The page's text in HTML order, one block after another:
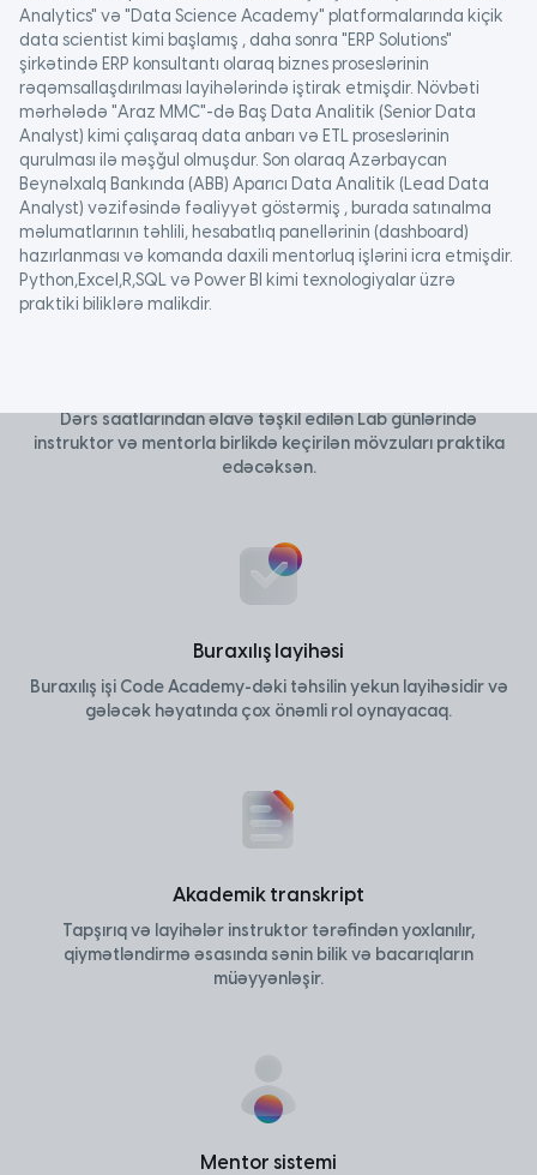
Code Academy’nin üstünlükləri
Dərs saatlarından əlavə təşkil edilən Lab günlərində
instruktor və mentorla birlikdə keçirilən mövzuları praktika
edəcəksən.
Buraxılış layihəsi
Buraxılış işi Code Academy-dəki təhsilin yekun layihəsidir və
gələcək həyatında çox önəmli rol oynayacaq.
Akademik transkript
Tapşırıq və layihələr instruktor tərəfindən yoxlanılır,
qiymətləndirmə əsasında sənin bilik və bacarıqların
müəyyənləşir.
Mentor sistemi
Analytics" və "Data Science Academy" platformalarında kiçik
data scientist kimi başlamış , daha sonra "ERP Solutions"
şirkətində ERP konsultantı olaraq biznes proseslərinin
rəqəmsallaşdırılması layihələrində iştirak etmişdir. Növbəti
mərhələdə "Araz MMC"-də Baş Data Analitik (Senior Data
Analyst) kimi çalışaraq data anbarı və ETL proseslərinin
qurulması ilə məşğul olmuşdur. Son olaraq Azərbaycan
Beynəlxalq Bankında (ABB) Aparıcı Data Analitik (Lead Data
Analyst) vəzifəsində fəaliyyət göstərmiş , burada satınalma
məlumatlarının təhlili, hesabatlıq panellərinin (dashboard)
hazırlanması və komanda daxili mentorluq işlərini icra etmişdir.
Python,Excel,R,SQL və Power BI kimi texnologiyalar üzrə
praktiki biliklərə malikdir.